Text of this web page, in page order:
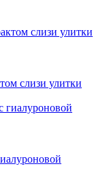
слизи улитки